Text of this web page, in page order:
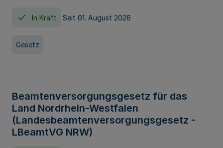
In Kraft Seit 01. August 2026
Gesetz
Beamtenversorgungsgesetz für das
Land Nordrhein-Westfalen
(Landesbeamtenversorgungsgesetz -
LBeamtVG NRW)